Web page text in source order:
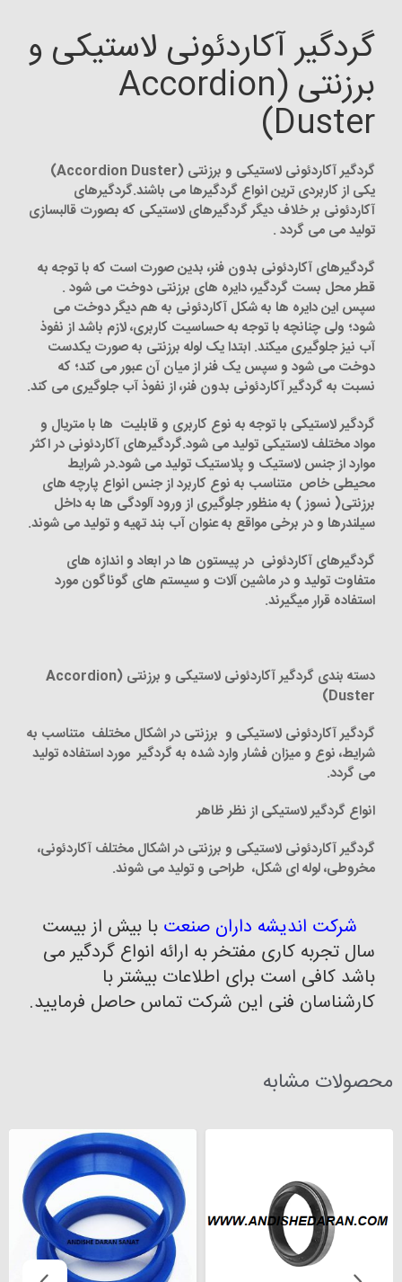
گردگیر آکاردئونی لاستیکی و
برزنتی (Accordion
Duster)
گردگیر آکاردئونی لاستیکی و برزنتی (Accordion Duster)
یکی از کاربردی ترین انواع گردگیرها می باشند.گردگیرهای
آکاردئونی بر خلاف دیگر گردگیرهای لاستیکی که بصورت قالبسازی
تولید می می گردد .
گردگیرهای آکاردئونی بدون فنر، بدین صورت است که با توجه به
قطر محل بست گردگیر، دایره های برزنتی دوخت می شود .
سپس این دایره ها به شکل آکاردئونی به هم دیگر دوخت می
شود؛ ولی چنانچه با توجه به حساسیت کاربری، لازم باشد از نفوذ
آب نیز جلوگیری میکند. ابتدا یک لوله برزنتی به صورت یکدست
دوخت می شود و سپس یک فنر از میان آن عبور می کند؛ که
نسبت به گردگیر آکاردئونی بدون فنر، از نفوذ آب جلوگیری می کند.
گردگیر لاستیکی با توجه به نوع کاربری و قابلیت ها با متریال و
مواد مختلف لاستیکی تولید می شود.گردگیرهای آکاردئونی در اکثر
موارد از جنس لاستیک و پلاستیک تولید می شود.در شرایط
محیطی خاص متناسب به نوع کاربرد از جنس انواع پارچه های
برزنتی( نسوز ) به منظور جلوگیری از ورود آلودگی ها به داخل
سیلندرها و در برخی مواقع به عنوان آب بند تهیه و تولید می شوند.
گردگیرهای آکاردئونی در پیستون ها در ابعاد و اندازه های
متفاوت تولید و در ماشین آلات و سیستم های گوناگون مورد
استفاده قرار میگیرند.
دسته بندی گردگیر آکاردئونی لاستیکی و برزنتی (Accordion
Duster)
گردگیر آکاردئونی لاستیکی و برزنتی در اشکال مختلف متناسب به
شرایط، نوع و میزان فشار وارد شده به گردگیر مورد استفاده تولید
می گردد.
انواع گردگیر لاستیکی از نظر ظاهر
گردگیر آکاردئونی لاستیکی و برزنتی در اشکال مختلف آکاردئونی،
مخروطی، لوله ای شکل، طراحی و تولید می شوند.
شرکت اندیشه داران صنعت با بیش از بیست
سال تجربه کاری مفتخر به ارائه انواع گردگیر می
باشد کافی است برای اطلاعات بیشتر با
کارشناسان فنی این شرکت تماس حاصل فرمایید.
محصولات مشابه